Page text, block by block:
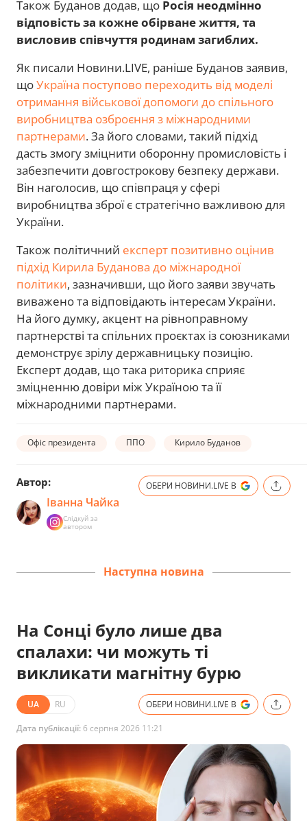
Також Буданов додав, що Росія неодмінно
відповість за кожне обірване життя, та
висловив співчуття родинам загиблих.
Як писали Новини.LIVE, раніше Буданов заявив,
щоУкраїна поступово переходить від моделі
отримання військової допомоги до спільного
виробництва озброєння з міжнародними
партнерами. За його словами, такий підхід
дасть змогу зміцнити оборонну промисловість і
забезпечити довгострокову безпеку держави.
Він наголосив, що співпраця у сфері
виробництва зброї є стратегічно важливою для
України.
Також політичний експерт позитивно оцінив
підхід Кирила Буданова до міжнародної
політики, зазначивши, що його заяви звучать
виважено та відповідають інтересам України.
На його думку, акцент на рівноправному
партнерстві та спільних проєктах із союзниками
демонструє зрілу державницьку позицію.
Експерт додав, що така риторика сприяє
зміцненню довіри між Україною та її
міжнародними партнерами.
Офіс президента ППО Кирило Буданов
Автор:
Іванна Чайка
Слідкуй за
автором
ОБЕРИ НОВИНИ.LIVE В
Наступна новина
На Сонці було лише два
спалахи: чи можуть ті
викликати магнітну бурю
UA RU ОБЕРИ НОВИНИ.LIVE В
Дата публікації: 6 серпня 2026 11:21